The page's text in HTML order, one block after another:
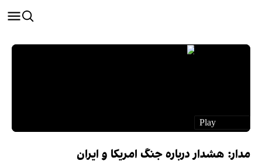
مدار: هشدار درباره جنگ امریکا و ایران